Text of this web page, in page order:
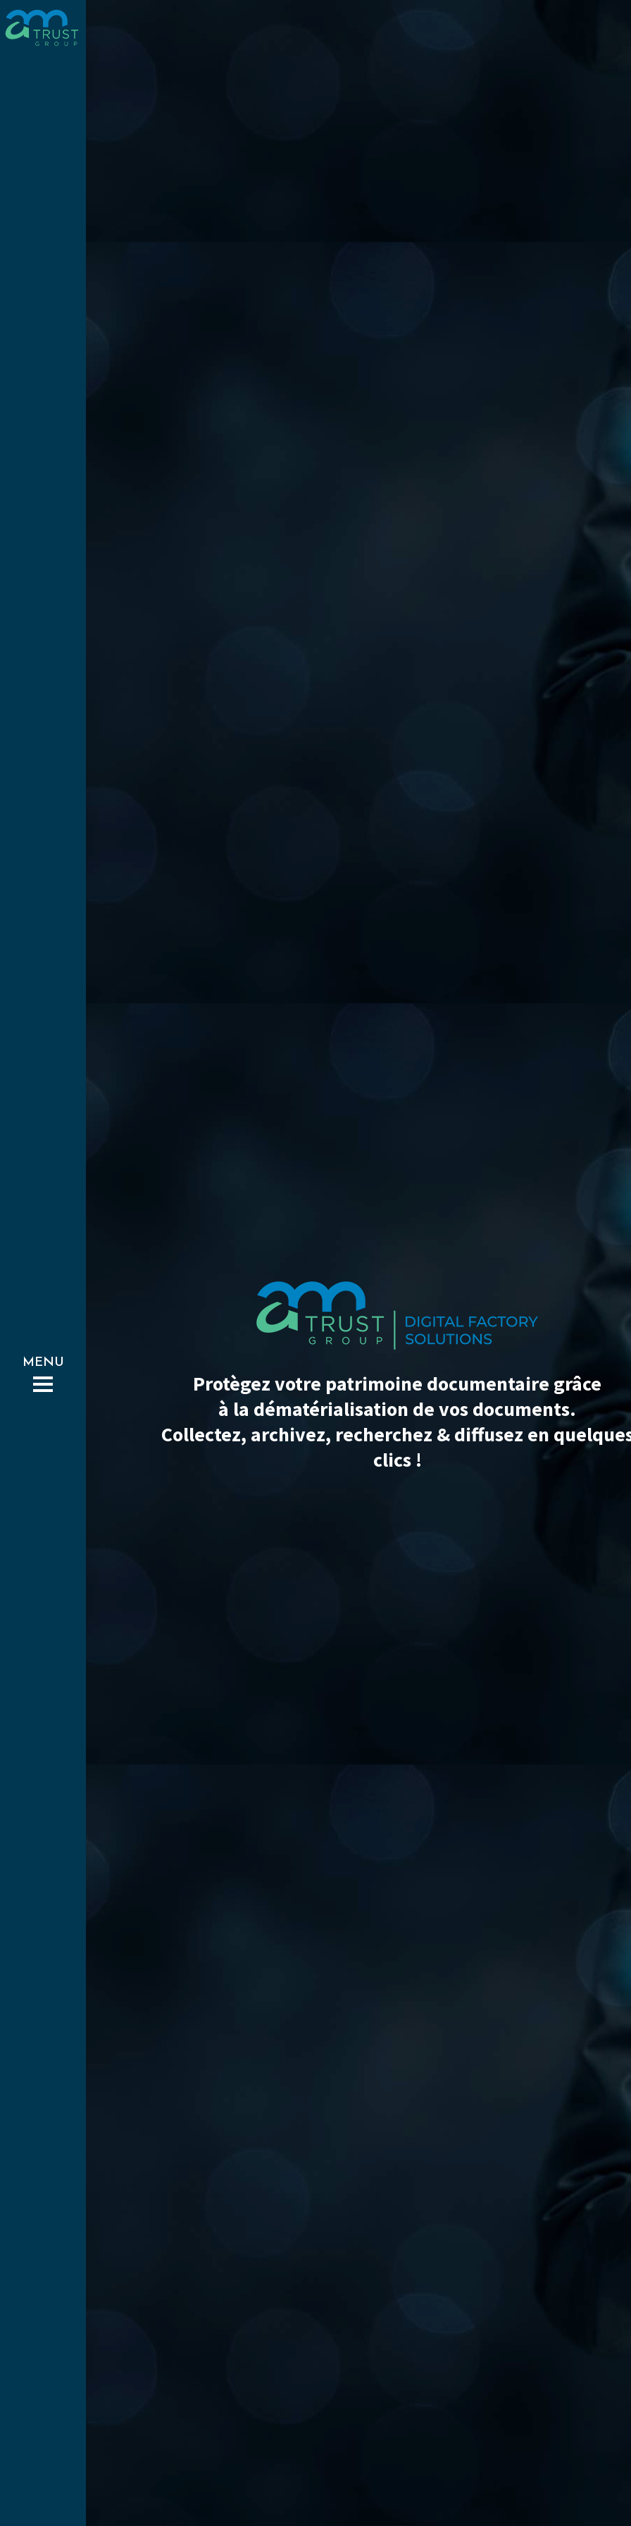
Protègez votre patrimoine documentaire grâce
à la dématérialisation de vos documents.
Collectez, archivez, recherchez & diffusez en
clics !